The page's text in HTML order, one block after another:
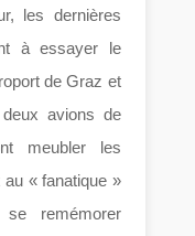
les dernières
à essayer le
de Graz et
avions de
meubler les
« fanatique »
se remémorer